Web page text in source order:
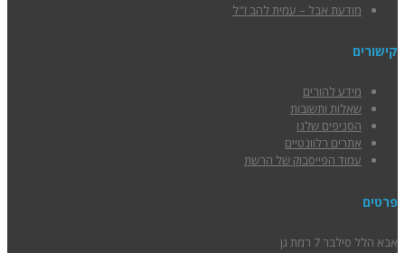
מודעת אבל – עמית להב ז"ל
קישורים
מידע להורים
שאלות ותשובות
הסניפים שלנו
אתרים רלוונטיים
עמוד הפייסבוק של הרשת
פרטים
אבא הלל סילבר 7 רמת גן